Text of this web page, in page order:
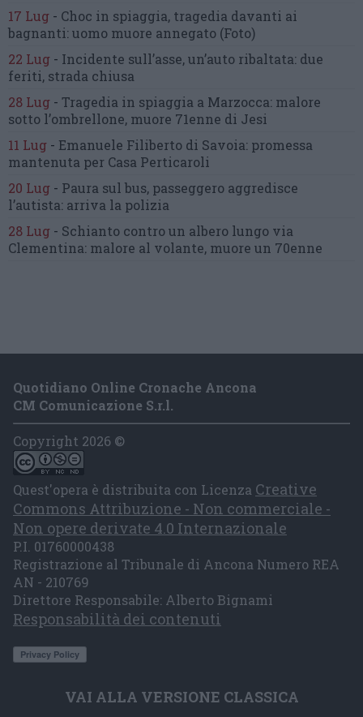
17 Lug - Choc in spiaggia, tragedia davanti ai
bagnanti:uomo muore annegato (Foto)
22 Lug - Incidente sull’asse, un’auto ribaltata: due
feriti, strada chiusa
28 Lug - Tragedia in spiaggia a Marzocca: malore
sotto l’ombrellone, muore 71enne di Jesi
11 Lug - Emanuele Filiberto di Savoia: promessa
mantenuta per Casa Perticaroli
20 Lug - Paura sul bus, passeggero aggredisce
l’autista: arriva la polizia
28 Lug - Schianto contro un albero lungo via
Clementina: malore al volante, muore un 70enne
Quotidiano Online Cronache Ancona
CM Comunicazione S.r.l.
Copyright 2026 ©
Quest'opera è distribuita con Licenza Creative
Commons Attribuzione - Non commerciale -
Non opere derivate 4.0 Internazionale
P.I. 01760000438
Registrazione al Tribunale di Ancona Numero REA
AN - 210769
Direttore Responsabile: Alberto Bignami
Responsabilità dei contenuti
VAI ALLA VERSIONE CLASSICA